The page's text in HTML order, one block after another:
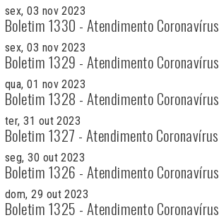
sex, 03 nov 2023
Boletim 1330 - Atendimento Coronavírus
sex, 03 nov 2023
Boletim 1329 - Atendimento Coronavírus
qua, 01 nov 2023
Boletim 1328 - Atendimento Coronavírus
ter, 31 out 2023
Boletim 1327 - Atendimento Coronavírus
seg, 30 out 2023
Boletim 1326 - Atendimento Coronavírus
dom, 29 out 2023
Boletim 1325 - Atendimento Coronavírus